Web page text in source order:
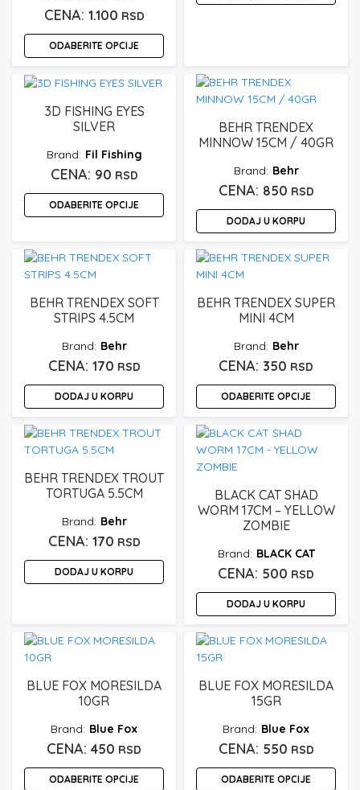
1.100 RSDRaspon
cena:
od
999 rsd
ODABERITE OPCIJE
Ovaj
proizvod
Opcije
mogu
biti
izabrane
proizvoda.
više
varijanti.
Opcije
mogu
biti
stranici
proizvoda.
3D FISHING EYES
SILVER
Fil Fishing
90 RSD
ODABERITE OPCIJE
proizvod
ima
varijanti.
Opcije
izabrane
na
stranici
BEHR TRENDEX
MINNOW 15CM / 40GR
Behr
850 RSD
DODAJ U KORPU
BEHR TRENDEX SOFT
STRIPS 4.5CM
Behr
170 RSD
DODAJ U KORPU
BEHR TRENDEX SUPER
MINI 4CM
Behr
350 RSD
ODABERITE OPCIJE
Ovaj
proizvod
ima
više
varijanti.
Opcije
izabrane
stranici
proizvoda.
BEHR TRENDEX TROUT
TORTUGA 5.5CM
Behr
170 RSD
DODAJ U KORPU
BLACK CAT SHAD
WORM 17CM – YELLOW
ZOMBIE
BLACK CAT
500 RSD
DODAJ U KORPU
BLUE FOX MORESILDA
10GR
Blue Fox
450 RSD
ODABERITE OPCIJE
BLUE FOX MORESILDA
15GR
Blue Fox
550 RSD
ODABERITE OPCIJE